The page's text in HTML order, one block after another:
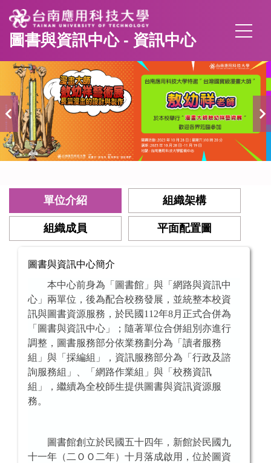
跳
到
主
內
區
圖書與資訊中心 - 資訊中心
單位介紹 組織架構
組織成員 平面配置圖
圖書與資訊中心簡介
本中心前身為「圖書館」與「網路與資訊中
心」兩單位，後為配合校務發展，並統整本校資
訊與圖書資源服務，於民國112年8月正式合併為
「圖書與資訊中心」；隨著單位合併組別亦進行
調整，圖書服務部分依業務劃分為「讀者服務
組」與「採編組」，資訊服務部分為「行政及諮
詢服務組」、「網路作業組」與「校務資訊
組」，繼續為全校師生提供圖書與資訊資源服
務。
圖書館創立於民國五十四年，新館於民國九
十一年（二ＯＯ二年）十月落成啟用，位於圖資